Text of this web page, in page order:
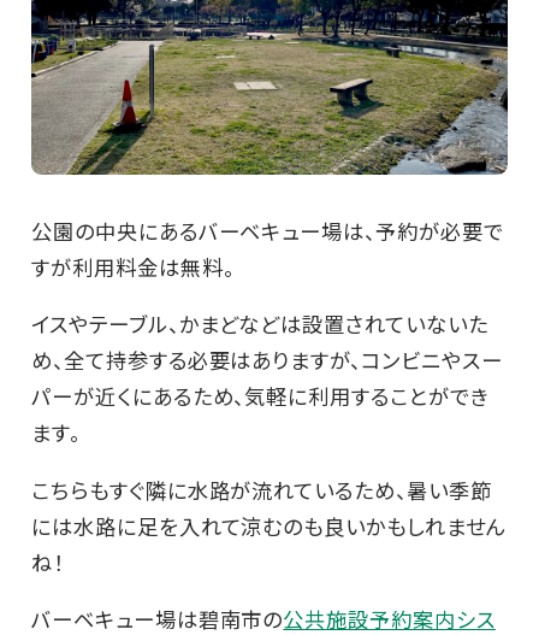
公園の中央にあるバーベキュー場は、予約が必要で
すが利用料金は無料。
イスやテーブル、かまどなどは設置されていないた
め、全て持参する必要はありますが、コンビニやスー
パーが近くにあるため、気軽に利用することができ
ます。
こちらもすぐ隣に水路が流れているため、暑い季節
には水路に足を入れて涼むのも良いかもしれません
ね！
バーベキュー場は碧南市の公共施設予約案内シス